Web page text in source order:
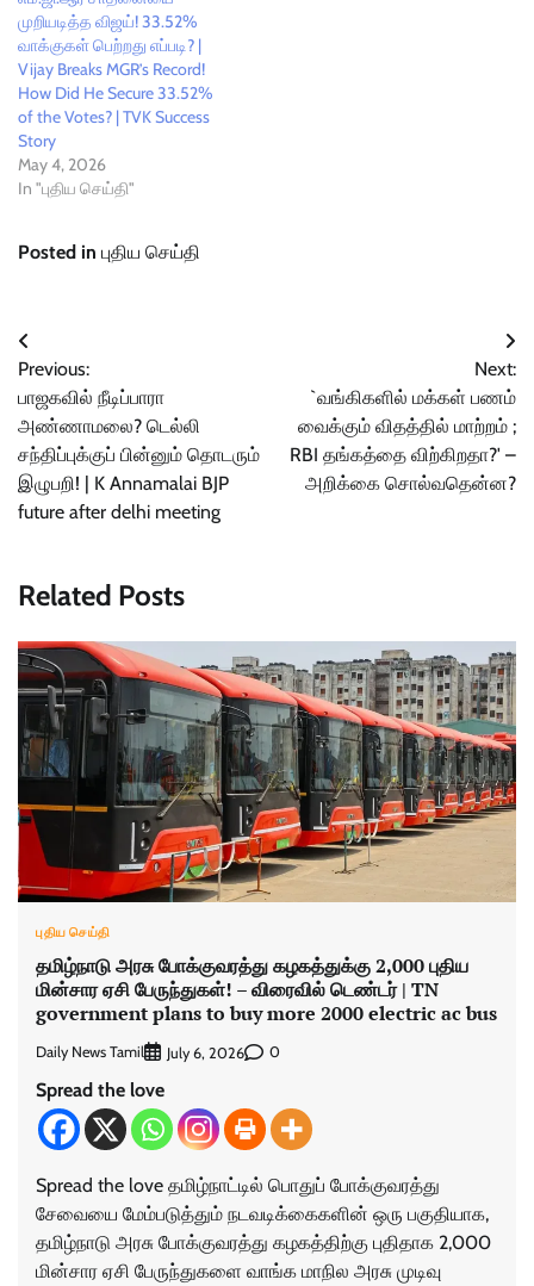
முறியடித்த விஜய்! 33.52%
வாக்குகள் பெற்றது எப்படி? |
Vijay Breaks MGR’s Record!
How Did He Secure 33.52%
of the Votes? | TVK Success
Story
May 4, 2026
In "புதிய செய்தி"
Posted in புதிய செய்தி
Post
navigation
Previous:
பாஜகவில் நீடிப்பாரா
அண்ணாமலை? டெல்லி
சந்திப்புக்குப் பின்னும் தொடரும்
இழுபறி! | K Annamalai BJP
future after delhi meeting
Next:
`வங்கிகளில் மக்கள் பணம்
வைக்கும் விதத்தில் மாற்றம் ;
RBI தங்கத்தை விற்கிறதா?' –
அறிக்கை சொல்வதென்ன?
Related Posts
புதிய செய்தி
தமிழ்நாடு அரசு போக்குவரத்து கழகத்துக்கு 2,000 புதிய
மின்சார ஏசி பேருந்துகள்! – விரைவில் டெண்டர் | TN
government plans to buy more 2000 electric ac bus
Daily News Tamil July 6, 2026 0
Spread the love
Spread the love தமிழ்நாட்டில் பொதுப் போக்குவரத்து
சேவையை மேம்படுத்தும் நடவடிக்கைகளின் ஒரு பகுதியாக,
தமிழ்நாடு அரசு போக்குவரத்து கழகத்திற்கு புதிதாக 2,000
மின்சார ஏசி பேருந்துகளை வாங்க மாநில அரசு முடிவு